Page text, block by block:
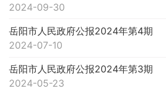
2024-09-30
岳阳市人民政府公报2024年第4期
2024-07-10
岳阳市人民政府公报2024年第3期
2024-05-23